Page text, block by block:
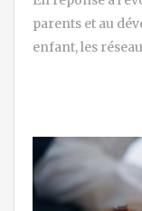
parents et au
enfant, les